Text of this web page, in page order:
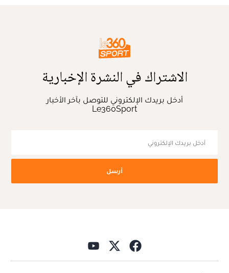
الاشتراك في النشرة الإخبارية
أدخل بريدك الإلكتروني للتوصل بآخر الأخبار
Le360Sport
أرسل